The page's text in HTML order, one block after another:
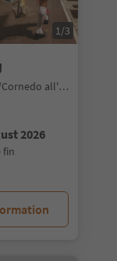
1/3
Collepietra/Steinegg, Karneid/Cornedo all'Isarco, Dolomites Region Eggental
2026
fin